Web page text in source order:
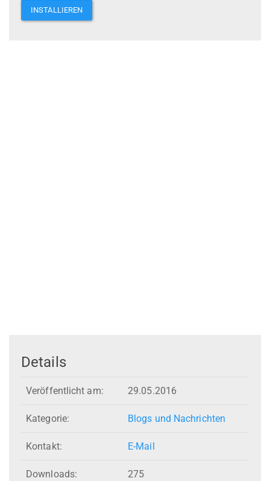
INSTALLIEREN
Details
Veröffentlicht am: 29.05.2016
Kategorie: Blogs und Nachrichten
Kontakt: E-Mail
Downloads: 275